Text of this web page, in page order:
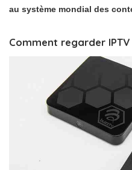
au système mondial des
Comment regarder